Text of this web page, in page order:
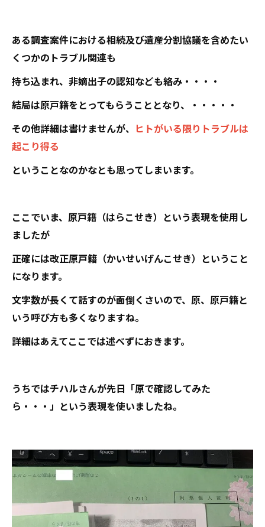
ある調査案件における相続及び遺産分割協議を含めたい
くつかのトラブル関連も
持ち込まれ、非嫡出子の認知なども絡み・・・・
結局は原戸籍をとってもらうこととなり、・・・・・
その他詳細は書けませんが、 ヒトがいる限りトラブルは
起こり得る
ということなのかなとも思ってしまいます。
ここでいま、原戸籍（はらこせき）という表現を使用し
ましたが
正確には改正原戸籍（かいせいげんこせき）ということ
になります。
文字数が長くて話すのが面倒くさいので、原、原戸籍と
いう呼び方も多くなりますね。
詳細はあえてここでは述べずにおきます。
うちではチハルさんが先日「原で確認してみた
ら・・・」という表現を使いましたね。